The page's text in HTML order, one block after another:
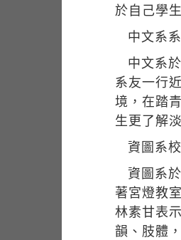
於自己學
中文系
中文系
系友一行
境，在踏
生更了解
資圖系
資圖系
著宮燈教
林素甘表
韻、肢體